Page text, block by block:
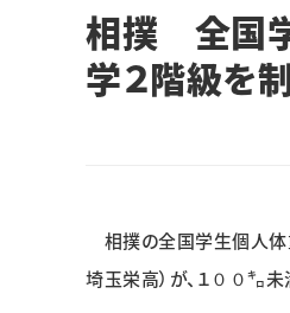
相撲 全国
学２階級を
相撲の全国学生個人体
埼玉栄高）が、１００㌔